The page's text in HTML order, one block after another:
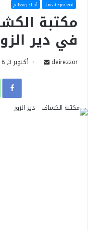
Uncategorized أحياء ومعالم
مكتبة
في دير
deirezzor أكتوبر 3, 2018
Facebook